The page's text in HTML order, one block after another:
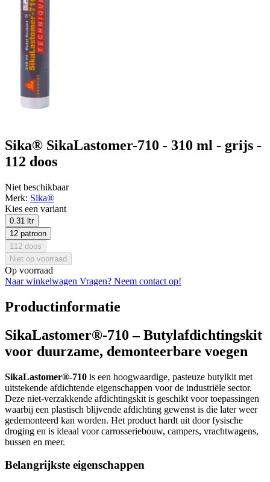
Sika® SikaLastomer-710 - 310 ml - grijs -
112 doos
Niet beschikbaar
Merk: Sika®
Kies een variant
0.31 ltr
12 patroon
112 doos
Niet op voorraad
Op voorraad
Naar winkelwagen Vragen? Neem contact op!
Productinformatie
SikaLastomer®-710 – Butylafdichtingskit
voor duurzame, demonteerbare voegen
SikaLastomer®-710 is een hoogwaardige, pasteuze butylkit met
uitstekende afdichtende eigenschappen voor de industriële sector.
Deze niet-verzakkende afdichtingskit is geschikt voor toepassingen
waarbij een plastisch blijvende afdichting gewenst is die later weer
gedemonteerd kan worden. Het product hardt uit door fysische
droging en is ideaal voor carrosseriebouw, campers, vrachtwagens,
bussen en meer.
Belangrijkste eigenschappen